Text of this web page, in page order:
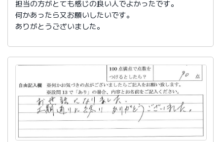
担当の方がとても感じの良い人でよかったです。
何かあったら又お願いしたいです。
ありがとうございました。